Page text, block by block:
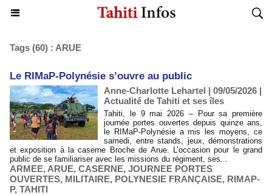
Tags (60) : ARUE
​Le RIMaP-Polynésie s’ouvre au public
Anne-Charlotte Lehartel | 09/05/2026 |
Actualité de Tahiti et ses îles
Tahiti, le 9 mai 2026 – Pour sa première
journée portes ouvertes depuis quinze ans,
le RIMaP-Polynésie a mis les moyens, ce
samedi, entre stands, jeux, démonstrations
et exposition à la caserne Broche de Arue. L’occasion pour le grand
public de se familiariser avec les missions du régiment, ses...
ARMEE, ARUE, CASERNE, JOURNEE PORTES
OUVERTES, MILITAIRE, POLYNESIE FRANÇAISE, RIMAP-
P, TAHITI